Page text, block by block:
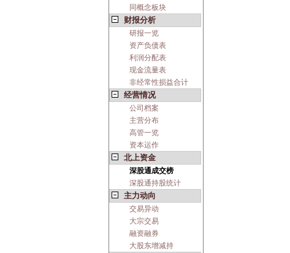
同概念板块
财报分析
研报一览
资产负债表
利润分配表
现金流量表
非经常性损益合计
经营情况
公司档案
主营分布
高管一览
资本运作
北上资金
深股通成交榜
深股通持股统计
主力动向
交易异动
大宗交易
融资融券
大股东增减持